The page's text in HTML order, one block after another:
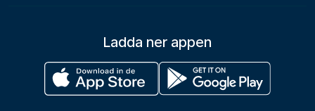
Ladda ner appen